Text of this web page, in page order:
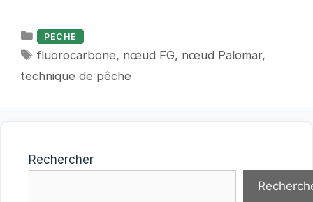
Catégories
PECHE
Étiquettes
fluorocarbone, nœud FG, nœud Palomar,
technique de pêche
Rechercher